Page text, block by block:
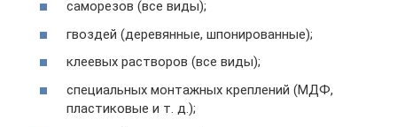
саморезов (все виды);
гвоздей (деревянные, шпонированные);
клеевых растворов (все виды);
специальных монтажных креплений (МДФ,
пластиковые и т. д.);